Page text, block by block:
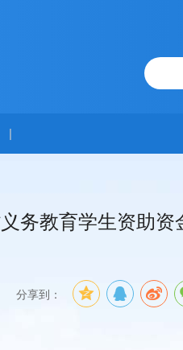
|
务教育学生资助资
分享到：